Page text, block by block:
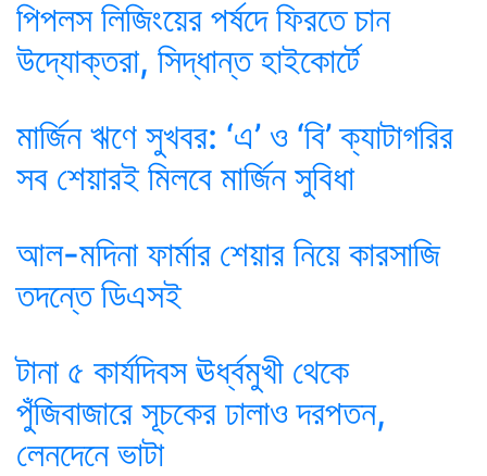
পিপলস লিজিংয়ের পর্ষদে ফিরতে চান
উদ্যোক্তরা, সিদ্ধান্ত হাইকোর্টে
মার্জিন ঋণে সুখবর: ‘এ’ ও ‘বি’ ক্যাটাগরির
সব শেয়ারই মিলবে মার্জিন সুবিধা
আল-মদিনা ফার্মার শেয়ার নিয়ে কারসাজি
তদন্তে ডিএসই
টানা ৫ কার্যদিবস ঊর্ধ্বমুখী থেকে
পুঁজিবাজারে সূচকের ঢালাও দরপতন,
লেনদেনে ভাটা